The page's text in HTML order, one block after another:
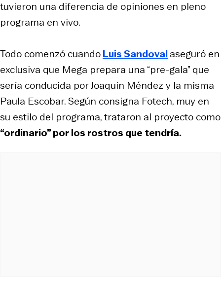
tuvieron una diferencia de opiniones en pleno
programa en vivo.
Todo comenzó cuandoLuis Sandovalaseguró en
exclusiva que Mega prepara una “pre-gala” que
sería conducida por Joaquín Méndez y la misma
Paula Escobar. Según consigna Fotech, muy en
su estilo del programa, trataron al proyecto como
“ordinario” por los rostros que tendría.